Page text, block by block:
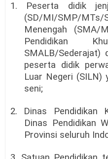
1. Peserta didik
(SD/MI/SMP/
Menengah (SMA/
Pendidikan
SMALB/Sederajat)
peserta didik
Luar Negeri (SILN)
seni;
2. Dinas Pendidikan
Dinas Pendidikan
Provinsi seluruh